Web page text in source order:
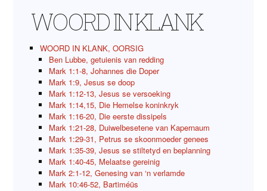
WOORD IN KLANK
WOORD IN KLANK, OORSIG
Ben Lubbe, getuienis van redding
Mark 1:1-8, Johannes die Doper
Mark 1:9, Jesus se doop
Mark 1:12-13, Jesus se versoeking
Mark 1:14,15, Die Hemelse koninkryk
Mark 1:16-20, Die eerste dissipels
Mark 1:21-28, Duiwelbesetene van Kapernaum
Mark 1:29-31, Petrus se skoonmoeder genees
Mark 1:35-39, Jesus se stiltetyd en beplanning
Mark 1:40-45, Melaatse gereinig
Mark 2:1-12, Genesing van ‘n verlamde
Mark 10:46-52, Bartiméüs